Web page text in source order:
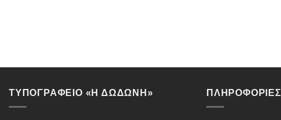
ΤΥΠΟΓΡΑΦΕΙΟ «Η ΔΩΔΩΝΗ» ΠΛΗΡΟΦΟΡΊΕΣ